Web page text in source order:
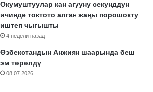
Окумуштуулар кан агууну секунддун
ичинде токтото алган жаңы порошокту
иштеп чыгышты
4 недели назад
Өзбекстандын Анжиян шаарында беш
эм төрөлдү
08.07.2026